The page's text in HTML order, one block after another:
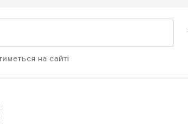
на сайті